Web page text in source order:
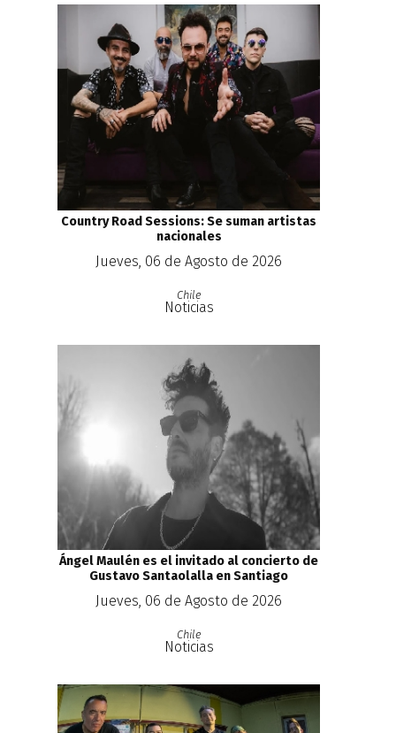
Country Road Sessions: Se suman artistas
nacionales
Jueves, 06 de Agosto de 2026
Chile
Noticias
Ángel Maulén es el invitado al concierto de
Gustavo Santaolalla en Santiago
Jueves, 06 de Agosto de 2026
Chile
Noticias